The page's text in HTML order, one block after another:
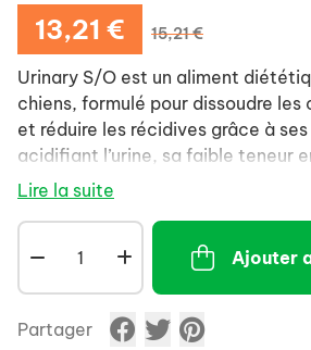
13,21 € 15,21 €
Urinary S/O est un aliment
chiens, formulé pour dissoudre
et réduire les récidives grâce à
acidifiant l’urine, sa faible teneur
apport modéré en protéines mais
vétérinaire est recommandé.
pendant 5 à 12 semaines pour
de struvite et jusqu’à 6 mois pour
récidives. Le chien devra ensuite
régulièrement par le vétérinaire
Lire la suite
Ajouter
Partager